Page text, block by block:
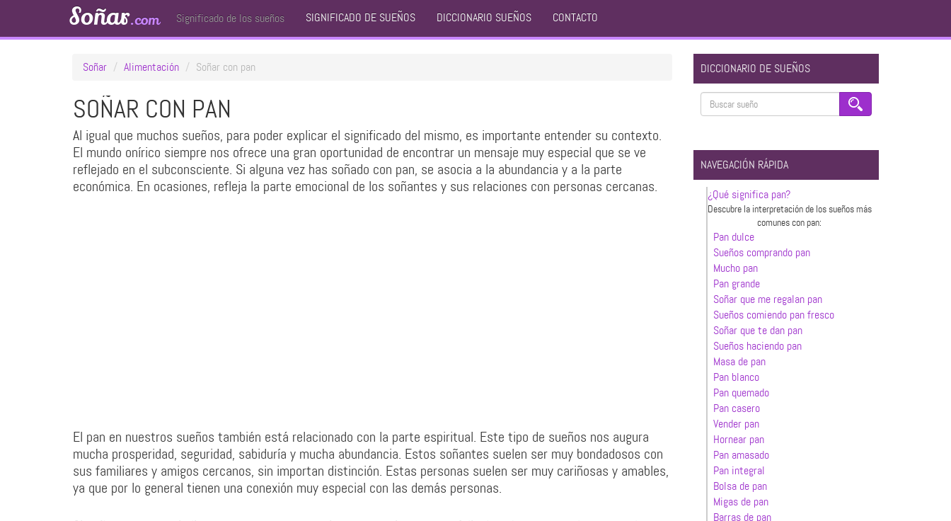
Soñar.com Significado de los sueños SIGNIFICADO DE SUEÑOS DICCIONARIO SUEÑOS CONTACTO
Soñar Alimentación Soñar con pan
SOÑAR CON PAN
Al igual que muchos sueños, para poder explicar el significado del mismo, es importante entender su contexto.
El mundo onírico siempre nos ofrece una gran oportunidad de encontrar un mensaje muy especial que se ve
reflejado en el subconsciente. Si alguna vez has soñado con pan, se asocia a la abundancia y a la parte
económica. En ocasiones, refleja la parte emocional de los soñantes y sus relaciones con personas cercanas.
El pan en nuestros sueños también está relacionado con la parte espiritual. Este tipo de sueños nos augura
mucha prosperidad, seguridad, sabiduría y mucha abundancia. Estos soñantes suelen ser muy bondadosos con
sus familiares y amigos cercanos, sin importan distinción. Estas personas suelen ser muy cariñosas y amables,
ya que por lo general tienen una conexión muy especial con las demás personas.
DICCIONARIO DE SUEÑOS
NAVEGACIÓN RÁPIDA
¿Qué significa pan?
Descubre la interpretación de los sueños más
comunes con pan:
Pan dulce
Sueños comprando pan
Mucho pan
Pan grande
Soñar que me regalan pan
Sueños comiendo pan fresco
Soñar que te dan pan
Sueños haciendo pan
Masa de pan
Pan blanco
Pan quemado
Pan casero
Vender pan
Hornear pan
Pan amasado
Pan integral
Bolsa de pan
Migas de pan
Barras de pan